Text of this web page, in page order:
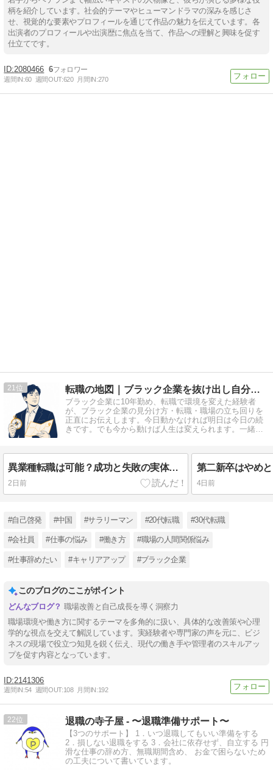
柄を紹介しています。社会的テーマやヒューマンドラマの深みを感じさ
せ、視覚的な要素やプロフィールを通じて作品の魅力を伝えています。各
出演者のプロフィールや出演歴に焦点を当て、作品への理解と興味を促す
仕立てです。
2080466 6
週間IN:60 週間OUT:620 月間IN:270
21 転職の地図｜ブラック企業を抜け出し自分で選ぶキャリアへ
ブラック企業に10年勤め、転職で環境を変えた経験者
が、ブラック企業の見分け方・転職・職場の立ち回りを
正直にお伝えします。今日動かなければ明日は今日の続
きです。でも今から動けば人生は変えられます。一緒に
異業種転職は可能？成功と失敗の実体験から学んだ片足残しの鉄則
2日前 4日前
#自己啓発 #中国 #サラリーマン #20代転職 #30代転職
#会社員 #仕事の悩み #働き方 #職場の人間関係悩み
#仕事辞めたい #キャリアアップ #ブラック企業
このブログのここがポイント
職場改善と自己成長を導く洞察力
職場環境や働き方に関するテーマを多角的に扱い、具体的な改善策や心理
学的な視点を交えて解説しています。実経験者や専門家の声を元に、ビジ
ネスの現場で役立つ知見を鋭く伝え、現代の働き手や管理者のスキルアッ
プを促す内容となっています。
2141306
週間IN:54 週間OUT:108 月間IN:192
22 退職の寺子屋 - 〜退職準備サポート〜
【3つのサポート】 1．いつ退職してもいい準備をする
2．損しない退職をする 3．会社に依存せず、自立する 円
滑な仕事の辞め方、無職期間含め、 お金で困らないため
の工夫について書いています。